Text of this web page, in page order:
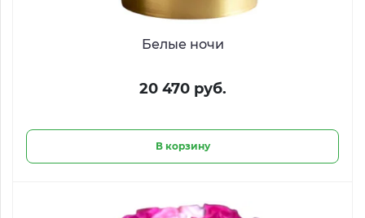
Белые ночи
20 470 руб.
В корзину